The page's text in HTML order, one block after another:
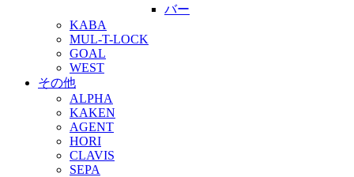
バー
KABA
MUL-T-LOCK
GOAL
WEST
その他
ALPHA
KAKEN
AGENT
HORI
CLAVIS
SEPA